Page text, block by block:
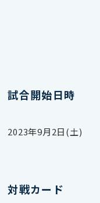
試合開始日時
2023年9月2日(土)
対戦カード